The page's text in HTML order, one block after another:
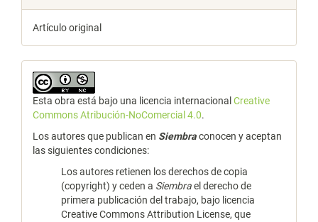
Artículo original
Esta obra está bajo una licencia internacional Creative
Commons Atribución-NoComercial 4.0.
Los autores que publican en Siembraconocen y aceptan
las siguientes condiciones:
Los autores retienen los derechos de copia
(copyright) y ceden a Siembrael derecho de
primera publicación del trabajo, bajo licencia
Creative Commons Attribution License, que